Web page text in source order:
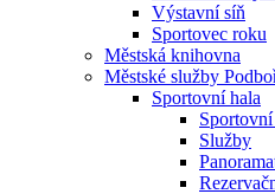
Výstavní síň
Sportovec roku
Městská knihovna
Městské služby
Sportovní hala
Služby